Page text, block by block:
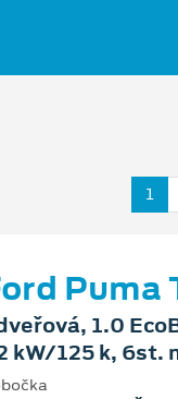
1
1.0
kW/125 k, 6st.